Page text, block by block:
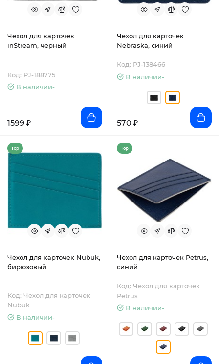
Чехол для карточек
inStream, черный
Код: PJ-188775
В наличии-
1599 ₽
Чехол для карточек
Nebraska, синий
Код: PJ-138466
В наличии-
570 ₽
Top
Чехол для карточек Nubuk,
бирюзовый
Код: Чехол для карточек
Nubuk
В наличии-
Top
Чехол для карточек Petrus,
синий
Код: Чехол для карточек
Petrus
В наличии-